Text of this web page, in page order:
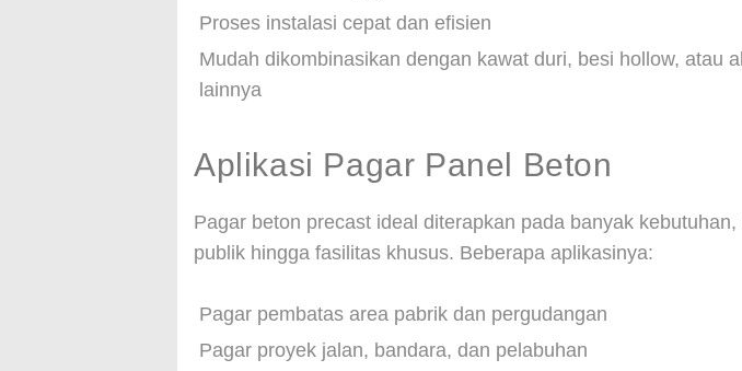
Proses instalasi cepat dan efisien
Mudah dikombinasikan dengan kawat duri, besi hollow, atau
lainnya
Aplikasi Pagar Panel Beton
Pagar beton precast ideal diterapkan pada banyak
publik hingga fasilitas khusus. Beberapa aplikasinya:
Pagar pembatas area pabrik dan pergudangan
Pagar proyek jalan, bandara, dan pelabuhan